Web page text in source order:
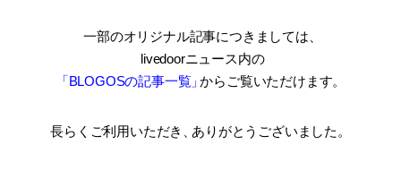
一部のオリジナル記事につきましては
livedoorニュース内の
「BLOGOSの記事一覧」からご覧いただけます。
長らくご利用いただき ありがとうございました。